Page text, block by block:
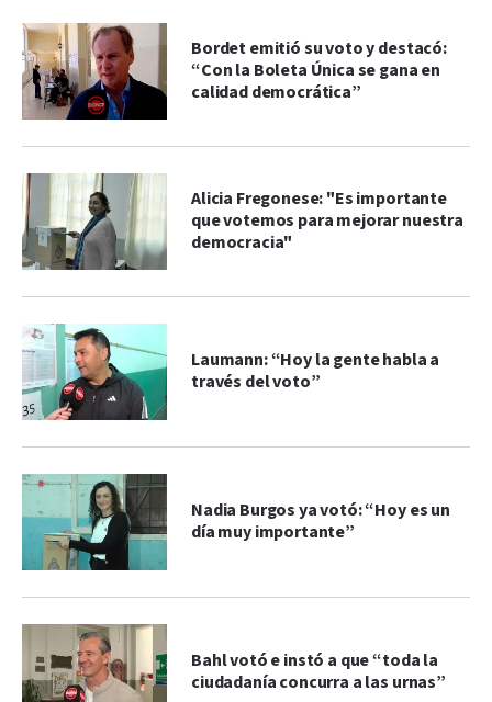
Bordet emitió su voto y destacó:
“Con la Boleta Única se gana en
calidad democrática”
Alicia Fregonese: "Es importante
que votemos para mejorar nuestra
democracia"
Laumann: “Hoy la gente habla a
través del voto”
Nadia Burgos ya votó: “Hoy es un
día muy importante”
Bahl votó e instó a que “toda la
ciudadanía concurra a las urnas”